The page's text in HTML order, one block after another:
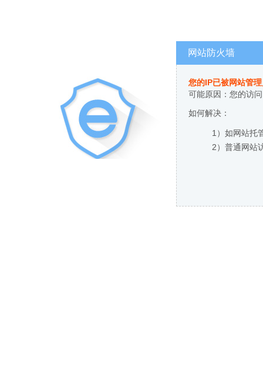
网站防火墙
您的IP已被网站管
可能原因：您的访
如何解决：
1）如网站托
2）普通网站